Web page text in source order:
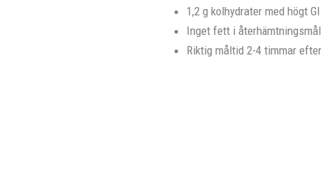
1,2 g kolhydrater med högt
Inget fett i
Riktig måltid 2-4 timmar